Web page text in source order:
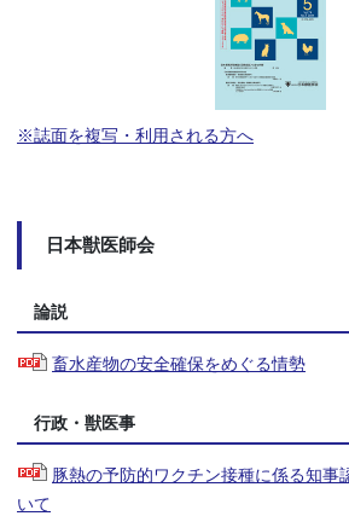
※誌面を複写・利用される方へ
日本獣医師会
論説
畜水産物の安全確保をめぐる情勢
行政・獣医事
豚熱の予防的ワクチン接種に係る知事
いて